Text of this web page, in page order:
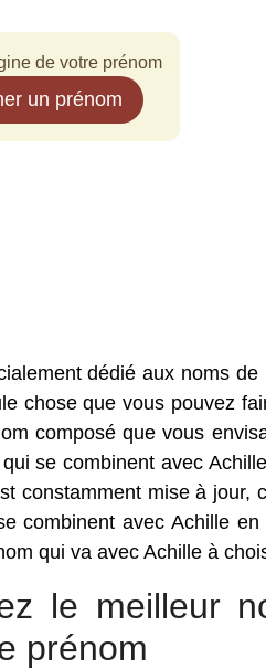
de votre prénom
un prénom
dédié aux noms
chose que vous pouvez
composé que vous
se combinent avec
constamment mise à jour,
combinent avec Achille
qui va avec Achille à
le meilleur
prénom